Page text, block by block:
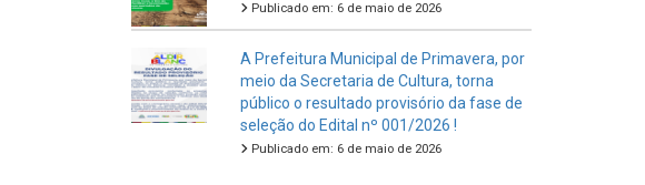
Publicado em: 6 de maio de 2026
A Prefeitura Municipal de Primavera, por
meio da Secretaria de Cultura, torna
público o resultado provisório da fase de
seleção do Edital nº 001/2026 !
Publicado em: 6 de maio de 2026